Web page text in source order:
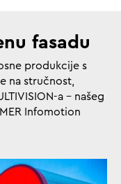
fasadu
produkcije s
na stručnost,
a – našeg
Infomotion